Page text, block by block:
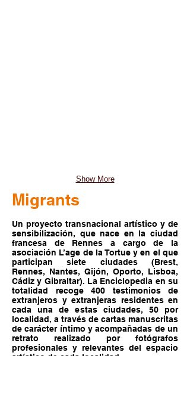
Show More
Migrants
Un proyecto transnacional artístico y de
sensibilización, que nace en la ciudad
francesa de Rennes a cargo de la
asociación L’age de la Tortue y en el que
participan siete ciudades (Brest,
Rennes, Nantes, Gijón, Oporto, Lisboa,
Cádiz y Gibraltar). La Enciclopedia en su
totalidad recoge 400 testimonios de
extranjeros y extranjeras residentes en
cada una de estas ciudades, 50 por
localidad, a través de cartas manuscritas
de carácter íntimo y acompañadas de un
retrato realizado por fotógrafos
profesionales y relevantes del espacio
artístico de cada localidad.